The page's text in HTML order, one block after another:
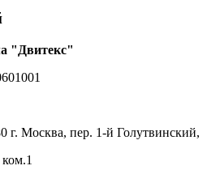
"Двитекс"
г. Москва, пер. 1-й Голутвинский,